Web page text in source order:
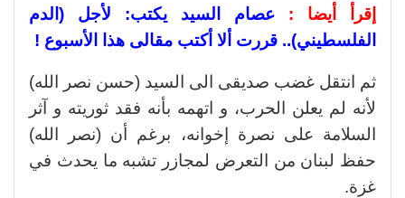
إقرأ أيضا : عصام السيد يكتب: لأجل (الدم
الفلسطيني).. قررت ألا أكتب مقالى هذا الأسبوع !
ثم انتقل غضب صديقى الى السيد (حسن نصر الله)
لأنه لم يعلن الحرب، و اتهمه بأنه فقد ثوريته و آثر
السلامة على نصرة إخوانه، برغم أن (نصر الله)
حفظ لبنان من التعرض لمجازر تشبه ما يحدث في
غزة.